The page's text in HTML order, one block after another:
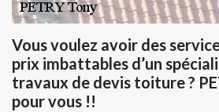
Vous voulez avoir des
prix imbattables d’un
travaux de devis toiture ?
pour vous !!